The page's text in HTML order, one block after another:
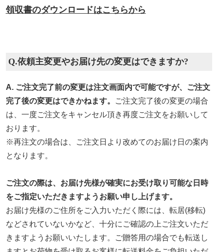
領収書のダウンロードはこちらから
Q.依頼主変更やお届け先の変更はできますか?
A. ご注文完了前の変更は注文画面内で可能ですが、ご注文
完了後の変更はできかねます。
ご注文完了後の変更の場合
は、一度ご注文をキャンセル頂き再度ご注文をお願いして
おります。
※再注文の場合は、ご注文日より改めてのお届け日の案内
となります。
ご注文の際は、お届け先様が確実にお受け取り可能な日時
をご指定いただきますようお願い申し上げます。
お届け先様のご住所をご入力いただく際には、転居(移転)
などされていないかなど、十分にご確認の上ご注文いただ
きますようお願いいたします。ご贈答用の場合でも転送し